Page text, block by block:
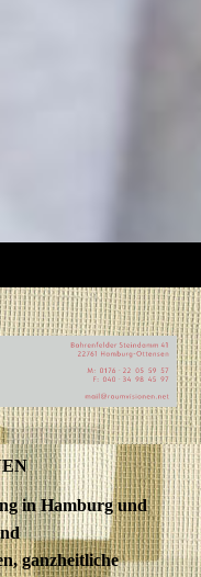
in Hamburg und
ganzheitliche